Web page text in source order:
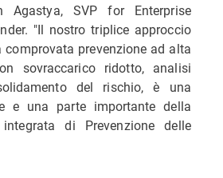
Agastya, SVP for Enterprise
"Il nostro triplice approccio
comprovata prevenzione ad alta
sovraccarico ridotto, analisi
del rischio, è una
e una parte importante della
di Prevenzione delle